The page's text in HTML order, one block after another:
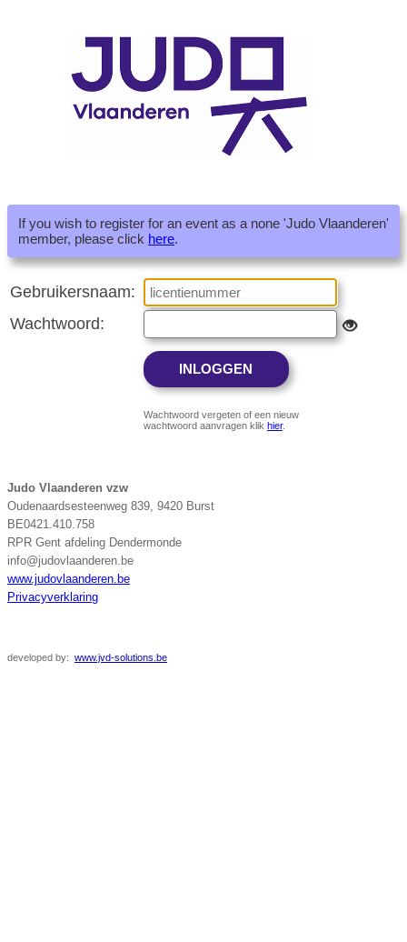
If you wish to register for an event as a none 'Judo Vlaanderen'
member, please click here.
Gebruikersnaam:
Wachtwoord:
Wachtwoord vergeten of een nieuw
wachtwoord aanvragen klik hier.
Judo Vlaanderen vzw
Oudenaardsesteenweg 839, 9420 Burst
BE0421.410.758
RPR Gent afdeling Dendermonde
info@judovlaanderen.be
www.judovlaanderen.be
Privacyverklaring
developed by: www.jvd-solutions.be